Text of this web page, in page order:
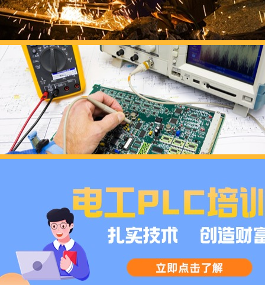
跟“emo”说拜拜！
浓浓端午情，欢乐“粽
这个春天，以爱之名，